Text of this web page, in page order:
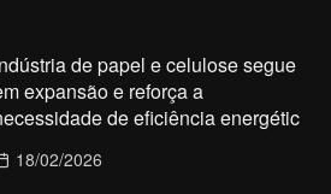
de papel e celulose segue
expansão e reforça a
de eficiência energétic
18/02/2026